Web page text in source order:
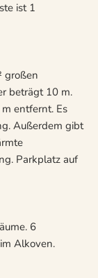
ist 1
großen
beträgt 10 m.
entfernt. Es
Außerdem gibt
Parkplatz auf
6
Alkoven.